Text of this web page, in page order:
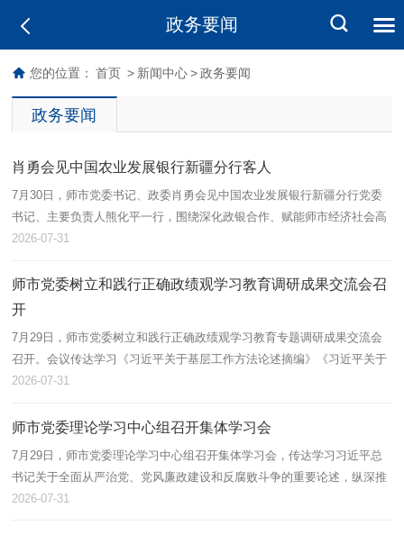
政务要闻
您的位置： 首页 > 新闻中心 > 政务要闻
政务要闻
肖勇会见中国农业发展银行新疆分行客人
7月30日，师市党委书记、政委肖勇会见中国农业发展银行新疆分行党委
书记、主要负责人熊化平一行，围绕深化政银合作、赋能师市经济社会高
质量发展、实现互利共赢等方面座谈交流，凝聚合作共识。
2026-07-31
师市党委树立和践行正确政绩观学习教育调研成果交流会召
开
7月29日，师市党委树立和践行正确政绩观学习教育专题调研成果交流会
召开。会议传达学习《习近平关于基层工作方法论述摘编》《习近平关于
基层工作方法的重要论述学习读本》精神，抓实调研成果转化运用，把学
2026-07-31
师市党委理论学习中心组召开集体学习会
7月29日，师市党委理论学习中心组召开集体学习会，传达学习习近平总
书记关于全面从严治党、党风廉政建设和反腐败斗争的重要论述，纵深推
进师市全面从严治党，抓实抓细党风廉政建设和反腐败斗争各项工作。师
2026-07-31